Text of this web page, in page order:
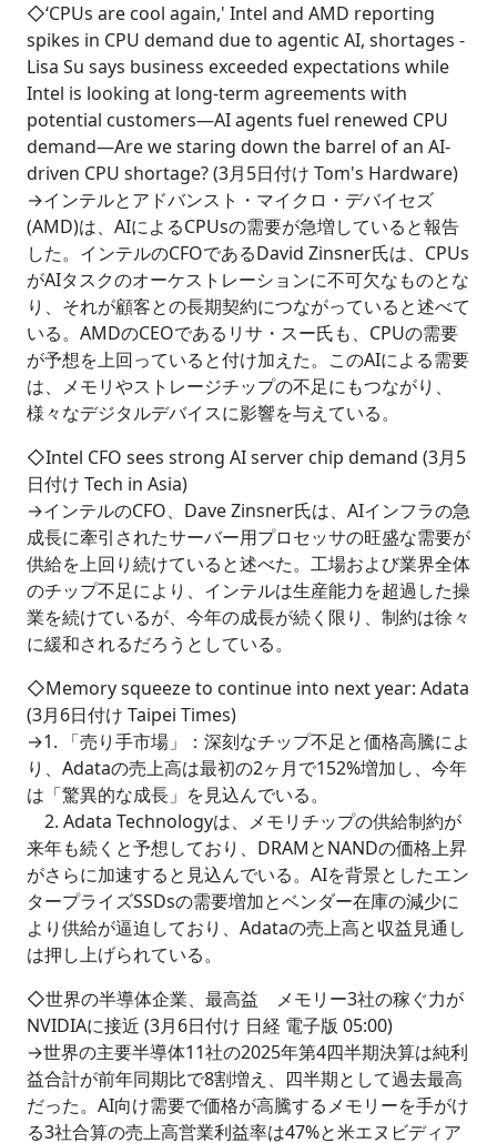
◇‘CPUs are cool again,' Intel and AMD reporting
spikes in CPU demand due to agentic AI, shortages -
Lisa Su says business exceeded expectations while
Intel is looking at long-term agreements with
potential customers―AI agents fuel renewed CPU
demand―Are we staring down the barrel of an AI-
driven CPU shortage? (3月5日付け Tom's Hardware)
→インテルとアドバンスト・マイクロ・デバイセズ
(AMD)は、AIによるCPUsの需要が急増していると報告
した。インテルのCFOであるDavid Zinsner氏は、CPUs
がAIタスクのオーケストレーションに不可欠なものとな
り、それが顧客との長期契約につながっていると述べて
いる。AMDのCEOであるリサ・スー氏も、CPUの需要
が予想を上回っていると付け加えた。このAIによる需要
は、メモリやストレージチップの不足にもつながり、
様々なデジタルデバイスに影響を与えている。
◇Intel CFO sees strong AI server chip demand (3月5
日付け Tech in Asia)
→インテルのCFO、Dave Zinsner氏は、AIインフラの急
成長に牽引されたサーバー用プロセッサの旺盛な需要が
供給を上回り続けていると述べた。工場および業界全体
のチップ不足により、インテルは生産能力を超過した操
業を続けているが、今年の成長が続く限り、制約は徐々
に緩和されるだろうとしている。
◇Memory squeeze to continue into next year: Adata
(3月6日付け Taipei Times)
→1. 「売り手市場」：深刻なチップ不足と価格高騰によ
り、Adataの売上高は最初の2ヶ月で152%増加し、今年
は「驚異的な成長」を見込んでいる。
2. Adata Technologyは、メモリチップの供給制約が
来年も続くと予想しており、DRAMとNANDの価格上昇
がさらに加速すると見込んでいる。AIを背景としたエン
タープライズSSDsの需要増加とベンダー在庫の減少に
より供給が逼迫しており、Adataの売上高と収益見通し
は押し上げられている。
◇世界の半導体企業、最高益 メモリー3社の稼ぐ力が
NVIDIAに接近 (3月6日付け 日経 電子版 05:00)
→世界の主要半導体11社の2025年第4四半期決算は純利
益合計が前年同期比で8割増え、四半期として過去最高
だった。AI向け需要で価格が高騰するメモリーを手がけ
る3社合算の売上高営業利益率は47%と米エヌビディア